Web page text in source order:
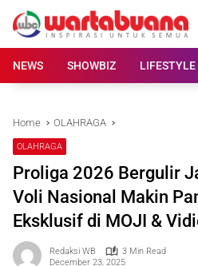
content
NEWS
SHOWBIZ LIFESTYLE
Home OLAHRAGA
OLAHRAGA
Proliga 2026 Bergulir
Voli Nasional Makin
Eksklusif di MOJI &
Redaksi WB
3 Min Read
December 23, 2025